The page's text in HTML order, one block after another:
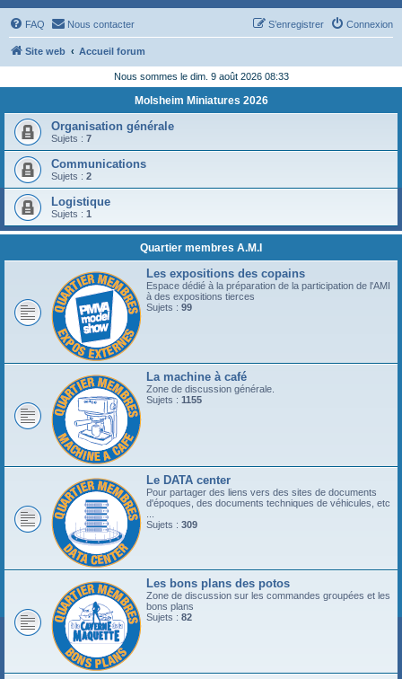
FAQ Nous contacter Connexion
S’enregistrer
Site web Accueil forum
Nous sommes le dim. 9 août 2026 08:33
Molsheim Miniatures 2026
Organisation générale
Sujets : 7
Communications
Sujets : 2
Logistique
Sujets : 1
Quartier membres A.M.I
Les expositions des copains
Espace dédié à la préparation de la participation de l'AMI
à des expositions tierces
Sujets : 99
La machine à café
Zone de discussion générale.
Sujets : 1155
Le DATA center
Pour partager des liens vers des sites de documents
d'époques, des documents techniques de véhicules, etc
Sujets : 309
Les bons plans des potos
Zone de discussion sur les commandes groupées et les
bons plans
Sujets : 82